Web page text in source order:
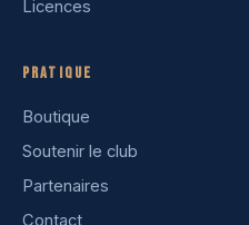
Licences
Pratique
Boutique
Soutenir le club
Partenaires
Contact